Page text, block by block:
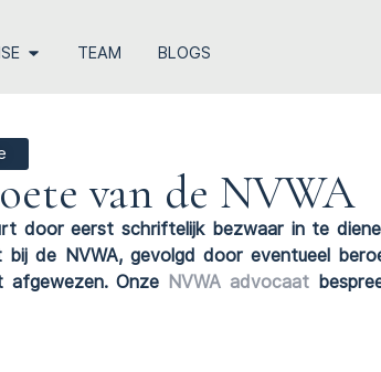
TEAM BLOGS
van de NVWA
door eerst schriftelijk bezwaar in te
de NVWA, gevolgd door eventueel
Onze NVWA advocaat